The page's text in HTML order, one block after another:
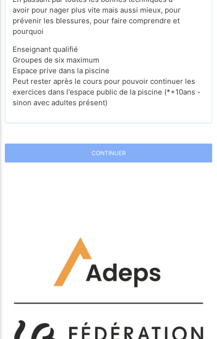
avoir pour nager plus vite mais aussi mieux, pour
prévenir les blessures, pour faire comprendre et
pourquoi
Enseignant qualifié
Groupes de six maximum
Espace prive dans la piscine
Peut rester après le cours pour pouvoir continuer les
exercices dans l'espace public de la piscine (*+10ans -
sinon avec adultes présent)
CONTINUER